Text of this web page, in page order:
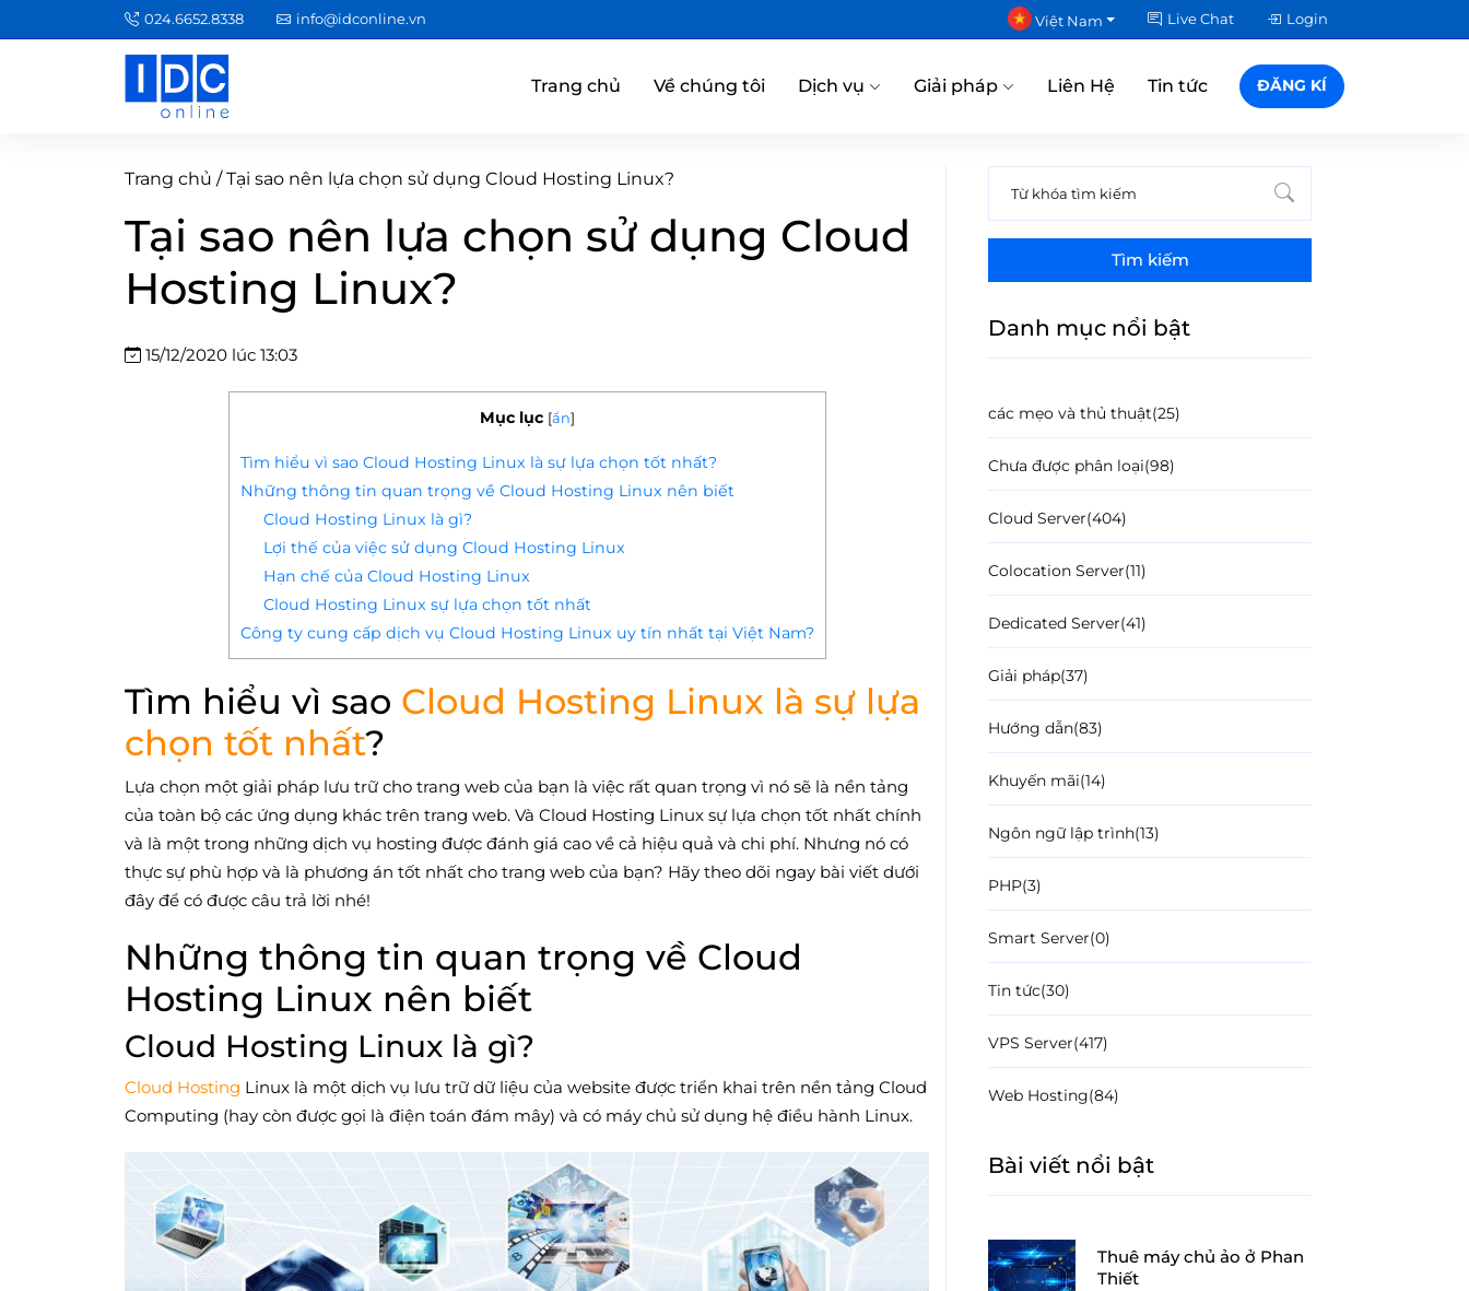
024.6652.8338 info@idconline.vn Việt Nam Live Chat Login
Trang chủ Về chúng tôi Dịch vụ Giải pháp Liên Hệ Tin tức ĐĂNG KÍ
Trang chủ /Tại sao nên lựa chọn sử dụng Cloud Hosting Linux?
Tại sao nên lựa chọn sử dụng Cloud
Hosting Linux?
15/12/2020 lúc 13:03
Mục lục [ẩn]
Tìm hiểu vì sao Cloud Hosting Linux là sự lựa chọn tốt nhất?
Những thông tin quan trọng về Cloud Hosting Linux nên biết
Cloud Hosting Linux là gì?
Lợi thế của việc sử dụng Cloud Hosting Linux
Hạn chế của Cloud Hosting Linux
Cloud Hosting Linux sự lựa chọn tốt nhất
Công ty cung cấp dịch vụ Cloud Hosting Linux uy tín nhất tại Việt Nam?
Tìm hiểu vì sao Cloud Hosting Linux là sự lựa
chọn tốt nhất?
Lựa chọn một giải pháp lưu trữ cho trang web của bạn là việc rất quan trọng vì nó sẽ là nền tảng
của toàn bộ các ứng dụng khác trên trang web. Và Cloud Hosting Linux sự lựa chọn tốt nhất chính
và là một trong những dịch vụ hosting được đánh giá cao về cả hiệu quả và chi phí. Nhưng nó có
thực sự phù hợp và là phương án tốt nhất cho trang web của bạn? Hãy theo dõi ngay bài viết dưới
đây để có được câu trả lời nhé!
Những thông tin quan trọng về Cloud
Hosting Linux nên biết
Cloud Hosting Linux là gì?
Cloud Hosting Linux là một dịch vụ lưu trữ dữ liệu của website được triển khai trên nền tảng Cloud
Computing (hay còn được gọi là điện toán đám mây) và có máy chủ sử dụng hệ điều hành Linux.
Tìm kiếm
Danh mục nổi bật
các mẹo và thủ thuật(25)
Chưa được phân loại(98)
Cloud Server(404)
Colocation Server(11)
Dedicated Server(41)
Giải pháp(37)
Hướng dẫn(83)
Khuyến mãi(14)
Ngôn ngữ lập trình(13)
PHP(3)
Smart Server(0)
Tin tức(30)
VPS Server(417)
Web Hosting(84)
Bài viết nổi bật
Thuê máy chủ ảo ở Phan
Thiết